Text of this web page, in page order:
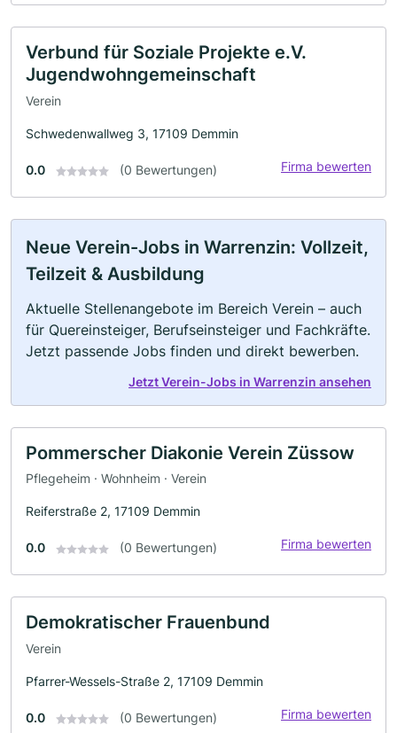
Verbund für Soziale Projekte e.V.
Jugendwohngemeinschaft
Verein
Schwedenwallweg 3, 17109 Demmin
0.0 (0 Bewertungen) Firma bewerten
Neue Verein-Jobs in Warrenzin: Vollzeit,
Teilzeit & Ausbildung
Aktuelle Stellenangebote im Bereich Verein – auch
für Quereinsteiger, Berufseinsteiger und Fachkräfte.
Jetzt passende Jobs finden und direkt bewerben.
Jetzt Verein-Jobs in Warrenzin ansehen
Pommerscher Diakonie Verein Züssow
Pflegeheim · Wohnheim · Verein
Reiferstraße 2, 17109 Demmin
0.0 (0 Bewertungen) Firma bewerten
Demokratischer Frauenbund
Verein
Pfarrer-Wessels-Straße 2, 17109 Demmin
0.0 (0 Bewertungen) Firma bewerten